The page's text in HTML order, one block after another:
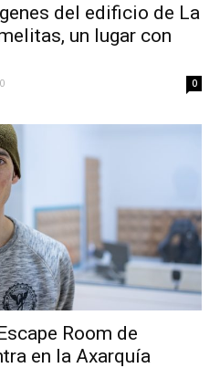
del edificio de La
un lugar con
0
Room de
en la Axarquía